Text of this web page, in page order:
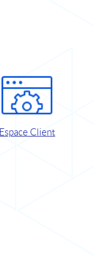
Espace Client